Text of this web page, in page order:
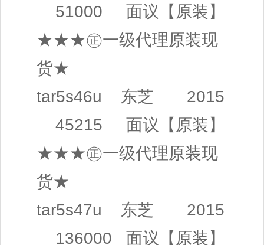
51000 面议 【原装】
★★★㊣一级代理原装现
货★
tar5s46u 东芝 2015
45215 面议 【原装】
★★★㊣一级代理原装现
货★
tar5s47u 东芝 2015
136000 面议 【原装】